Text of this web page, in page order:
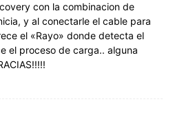
con la combinacion de
y al conectarle el cable para
el «Rayo» donde detecta el
el proceso de carga.. alguna